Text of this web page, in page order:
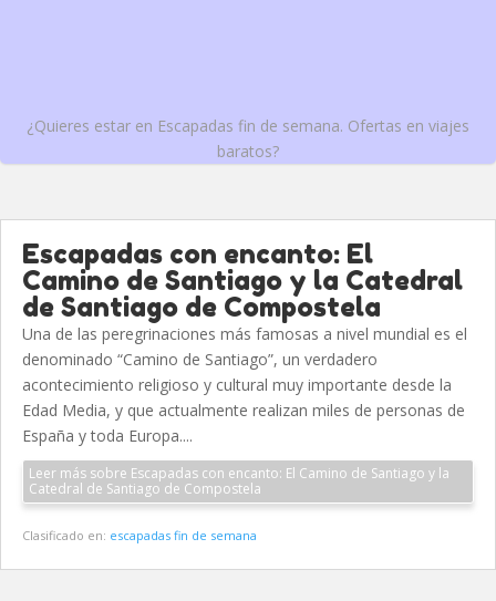
¿Quieres estar en Escapadas fin de semana. Ofertas en viajes
baratos?
Escapadas con encanto: El
Camino de Santiago y la Catedral
de Santiago de Compostela
Una de las peregrinaciones más famosas a nivel mundial es el
denominado “Camino de Santiago”, un verdadero
acontecimiento religioso y cultural muy importante desde la
Edad Media, y que actualmente realizan miles de personas de
España y toda Europa....
Leer más sobre Escapadas con encanto: El Camino de Santiago y la
Catedral de Santiago de Compostela
Clasificado en: escapadas fin de semana